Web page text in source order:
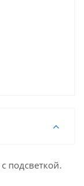
с подсветкой.